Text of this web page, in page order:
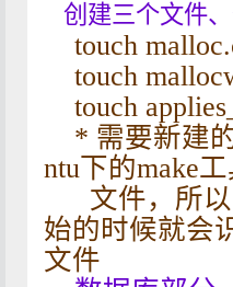
创建三个文件
touch
touch
touch
* 需要新建的
ntu下的make
文件，所以
始的时候就会
文件